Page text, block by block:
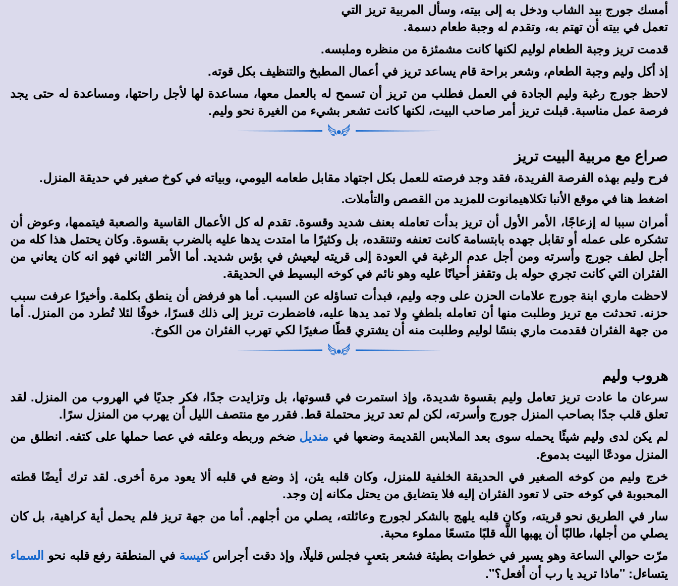
أمسك جورج بيد الشاب ودخل به إلى بيته، وسأل المربية تريز التي
تعمل في بيته أن تهتم به، وتقدم له وجبة طعام دسمة.
قدمت تريز وجبة الطعام لوليم لكنها كانت مشمئزة من منظره وملبسه.
إذ أكل وليم وجبة الطعام، وشعر براحة قام يساعد تريز في أعمال المطبخ والتنظيف بكل قوته.
لاحظ جورج رغبة وليم الجادة في العمل فطلب من تريز أن تسمح له بالعمل معها، مساعدة لها لأجل راحتها، ومساعدة له حتى يجد
فرصة عمل مناسبة. قبلت تريز أمر صاحب البيت، لكنها كانت تشعر بشيء من الغيرة نحو وليم.
صراع مع مربية البيت تريز
فرح وليم بهذه الفرصة الفريدة، فقد وجد فرصته للعمل بكل اجتهاد مقابل طعامه اليومي، وبياته في كوخ صغير في حديقة المنزل.
اضغط هنا في موقع الأنبا تكلاهيمانوت للمزيد من القصص والتأملات.
أمران سببا له إزعاجًا، الأمر الأول أن تريز بدأت تعامله بعنف شديد وقسوة. تقدم له كل الأعمال القاسية والصعبة فيتممها، وعوض أن
تشكره على عمله أو تقابل جهده بابتسامة كانت تعنفه وتنتقده، بل وكثيرًا ما امتدت يدها عليه بالضرب بقسوة. وكان يحتمل هذا كله من
أجل لطف جورج وأسرته ومن أجل عدم الرغبة في العودة إلى قريته ليعيش في بؤس شديد. أما الأمر الثاني فهو انه كان يعاني من
الفئران التي كانت تجري حوله بل وتقفز أحيانًا عليه وهو نائم في كوخه البسيط في الحديقة.
لاحظت ماري ابنة جورج علامات الحزن على وجه وليم، فبدأت تساؤله عن السبب. أما هو فرفض أن ينطق بكلمة. وأخيرًا عرفت سبب
حزنه. تحدثت مع تريز وطلبت منها أن تعامله بلطفٍ ولا تمد يدها عليه، فاضطرت تريز إلى ذلك قسرًا، خوفًا لئلا تُطرد من المنزل. أما
من جهة الفئران فقدمت ماري بنسًا لوليم وطلبت منه أن يشتري قطًا صغيرًا لكي تهرب الفئران من الكوخ.
هروب وليم
سرعان ما عادت تريز تعامل وليم بقسوة شديدة، وإذ استمرت في قسوتها، بل وتزايدت جدًا، فكر جديًا في الهروب من المنزل. لقد
تعلق قلب جدًا بصاحب المنزل جورج وأسرته، لكن لم تعد تريز محتملة قط. فقرر مع منتصف الليل أن يهرب من المنزل سرًا.
لم يكن لدى وليم شيئًا يحمله سوى بعد الملابس القديمة وضعها في منديل ضخم وربطه وعلقه في عصا حملها على كتفه. انطلق من
المنزل مودعًا البيت بدموع.
خرج وليم من كوخه الصغير في الحديقة الخلفية للمنزل، وكان قلبه يئن، إذ وضع في قلبه ألا يعود مرة أخرى. لقد ترك أيضًا قطته
المحبوبة في كوخه حتى لا تعود الفئران إليه فلا يتضايق من يحتل مكانه إن وجد.
سار في الطريق نحو قريته، وكان قلبه يلهج بالشكر لجورج وعائلته، يصلي من أجلهم. أما من جهة تريز فلم يحمل أية كراهية، بل كان
يصلي من أجلها، طالبًا أن يهبها اللَّه قلبًا متسعًا مملوء محبة.
مرّت حوالي الساعة وهو يسير في خطوات بطيئة فشعر بتعبٍ فجلس قليلًا، وإذ دقت أجراسكنيسة في المنطقة رفع قلبه نحو السماء
يتساءل: "ماذا تريد يا رب أن أفعل؟".